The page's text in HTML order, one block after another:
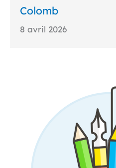
Colomb
8 avril 2026